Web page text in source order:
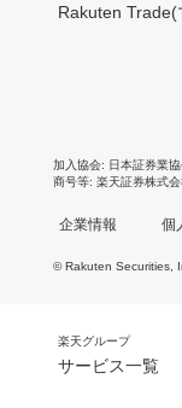
Rakuten Trade(
加入協会 日本証券業
商号等 楽天証券株式
企業情報 個
© Rakuten Securities,
楽天グループ
サービス一覧